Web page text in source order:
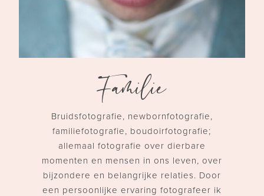
Familie
Bruidsfotografie, newbornfotografie,
familiefotografie, boudoirfotografie;
allemaal fotografie over dierbare
momenten en mensen in ons leven, over
bijzondere en belangrijke relaties. Door
een persoonlijke ervaring fotografeer ik